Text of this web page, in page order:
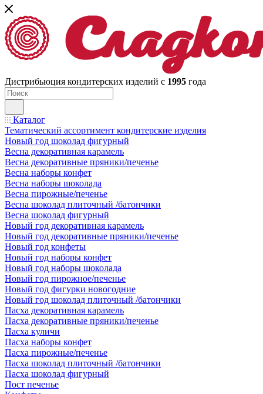
Дистрибьюция кондитерских изделий с 1995 года
Каталог
Тематический ассортимент кондитерские изделия
Новый год шоколад фигурный
Весна декоративная карамель
Весна декоративные пряники/печенье
Весна наборы конфет
Весна наборы шоколада
Весна пирожные/печенье
Весна шоколад плиточный /батончики
Весна шоколад фигурный
Новый год декоративная карамель
Новый год декоративные пряники/печенье
Новый год конфеты
Новый год наборы конфет
Новый год наборы шоколада
Новый год пирожное/печенье
Новый год фигурки новогодние
Новый год шоколад плиточный /батончики
Пасха декоративная карамель
Пасха декоративные пряники/печенье
Пасха куличи
Пасха наборы конфет
Пасха пирожные/печенье
Пасха шоколад плиточный /батончики
Пасха шоколад фигурный
Пост печенье